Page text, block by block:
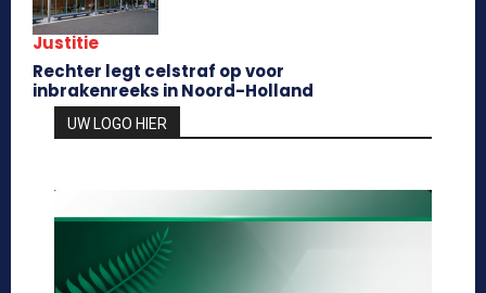
Justitie
Rechter legt celstraf op voor
inbrakenreeks in Noord-Holland
UW LOGO HIER